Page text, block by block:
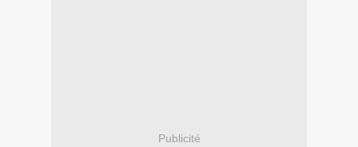
Publicité